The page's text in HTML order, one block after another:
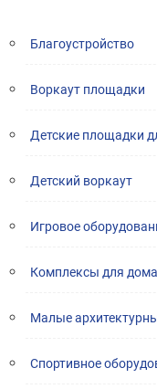
Благоустройство
Воркаут площадки
Детские площадки
Детский воркаут
Игровое
Комплексы для
Малые
Спортивное